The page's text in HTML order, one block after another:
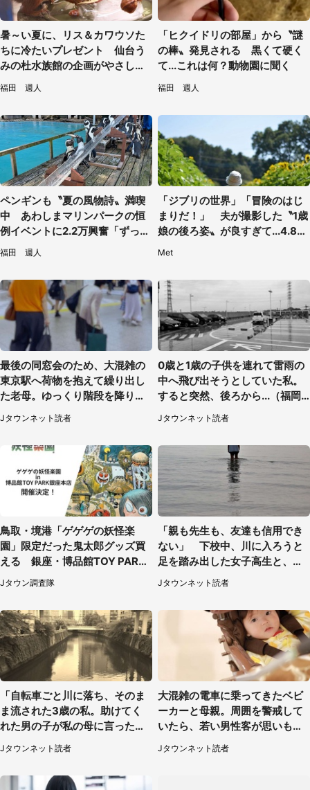
暑～い夏に、リス＆カワウソた
ちに冷たいプレゼント 仙台う
みの杜水族館の企画がやさしい
【7／31～8／23】
福田 週人
「ヒクイドリの部屋」から〝謎
の棒〟発見される 黒くて硬く
て...これは何？動物園に聞く
福田 週人
ペンギンも〝夏の風物詩〟満喫
中 あわしまマリンパークの恒
例イベントに2.2万興奮「ずっと
見てたい」
福田 週人
「ジブリの世界」「冒険のはじ
まりだ！」 夫が撮影した〝1歳
娘の後ろ姿〟が良すぎて...4.8万
Met
最後の同窓会のため、大混雑の
東京駅へ荷物を抱えて繰り出し
た老母。ゆっくり階段を降りて
たらスーツの男性が（東京都・
50代女性）
Jタウンネット読者
0歳と1歳の子供を連れて雷雨の
中へ飛び出そうとしていた私。
すると突然、後ろから...（福岡
県・30代女性）
Jタウンネット読者
鳥取・境港「ゲゲゲの妖怪楽
園」限定だった鬼太郎グッズ買
える 銀座・博品館TOY PARK
へ急げ【8／8～31】
Jタウン調査隊
「親も先生も、友達も信用でき
ない」 下校中、川に入ろうと
足を踏み出した女子高生と、彼
女を止めた予想外の存在
Jタウンネット読者
「自転車ごと川に落ち、そのま
ま流された3歳の私。助けてく
れた男の子が私の母に言ったの
は...」（千葉県・20代女性）
Jタウンネット読者
大混雑の電車に乗ってきたベビ
ーカーと母親。周囲を警戒して
いたら、若い男性客が思いもよ
らぬ行動に（東京都・50代女
性）
Jタウンネット読者